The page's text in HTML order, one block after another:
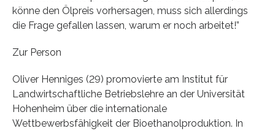
könne den Ölpreis vorhersagen, muss sich allerdings
die Frage gefallen lassen, warum er noch arbeitet!”
Zur Person
Oliver Henniges (29) promovierte am Institut für
Landwirtschaftliche Betriebslehre an der Universität
Hohenheim über die internationale
Wettbewerbsfähigkeit der Bioethanolproduktion. In